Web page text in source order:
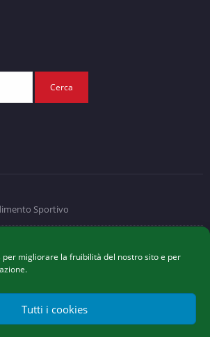
per migliorare la fruibilità del nostro sito e per
Tutti i cookies
Sportivo
per articolazioni, muscoli e mobilità
Sport